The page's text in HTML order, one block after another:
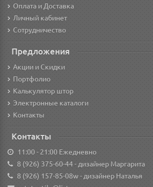
Оплата и Доставка
Личный кабинет
Сотрудничество
Предложения
Акции и Скидки
Портфолио
Калькулятор штор
Электронные каталоги
Контакты
Контакты
11:00 - 21:00 Ежедневно
8 (926) 375-60-44- дизайнер Маргарита
8 (926) 157-85-08w- дизайнер Наталья